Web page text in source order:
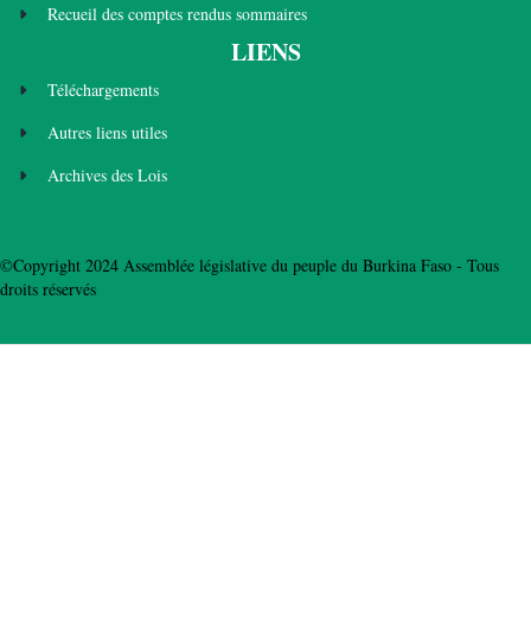
Recueil des comptes rendus sommaires
LIENS
Téléchargements
Autres liens utiles
Archives des Lois
©Copyright 2024 Assemblée législative du peuple du Burkina Faso - Tous
droits réservés